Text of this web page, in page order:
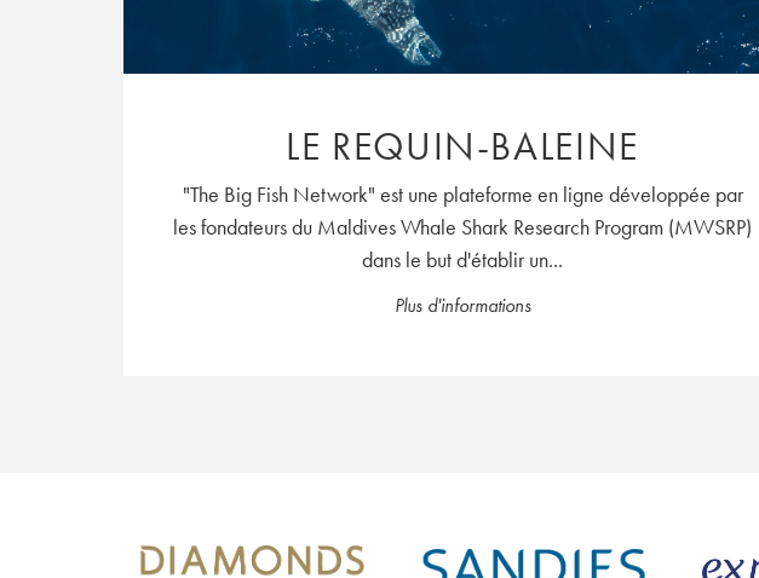
LE REQUIN-BALEINE
"The Big Fish Network" est une plateforme en ligne développée par
les fondateurs du Maldives Whale Shark Research Program (MWSRP)
dans le but d'établir un...
Plus d'informations